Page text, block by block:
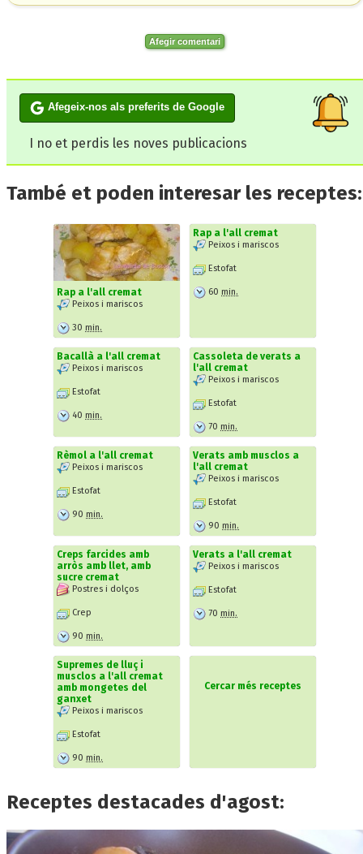
Afegir comentari
Afegeix-nos als preferits de Google
I no et perdis les noves publicacions
També et poden interesar les receptes:
Rap a l'all cremat
Peixos i mariscos
30 min.
Rap a l'all cremat
Peixos i mariscos
Estofat
60 min.
Bacallà a l'all cremat
Peixos i mariscos
Estofat
40 min.
Cassoleta de verats a
l'all cremat
Peixos i mariscos
Estofat
70 min.
Rèmol a l'all cremat
Peixos i mariscos
Estofat
90 min.
Verats amb musclos a
l'all cremat
Peixos i mariscos
Estofat
90 min.
Creps farcides amb
arròs amb llet, amb
sucre cremat
Postres i dolços
Crep
90 min.
Verats a l'all cremat
Peixos i mariscos
Estofat
70 min.
Supremes de lluç i
musclos a l'all cremat
amb mongetes del
ganxet
Peixos i mariscos
Estofat
90 min.
Cercar més receptes
Receptes destacades d'agost: